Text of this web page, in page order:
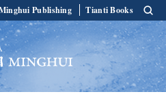
Publishing Tianti Books